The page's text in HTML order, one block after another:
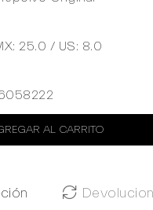
25.0 / US: 8.0
AL CARRITO